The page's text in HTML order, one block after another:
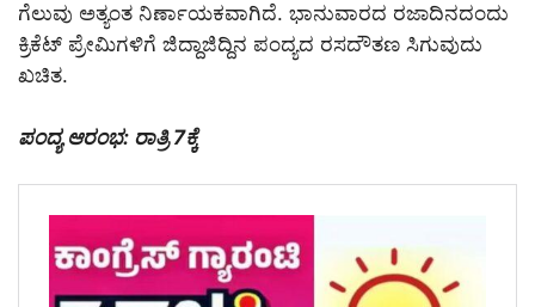
ಗೆಲುವು ಅತ್ಯಂತ ನಿರ್ಣಾಯಕವಾಗಿದೆ. ಭಾನುವಾರದ ರಜಾದಿನದಂದು
ಕ್ರಿಕೆಟ್ ಪ್ರೇಮಿಗಳಿಗೆ ಜಿದ್ದಾಜಿದ್ದಿನ ಪಂದ್ಯದ ರಸದೌತಣ ಸಿಗುವುದು
ಖಚಿತ.
ಪಂದ್ಯ ಆರಂಭ: ರಾತ್ರಿ 7ಕ್ಕೆ